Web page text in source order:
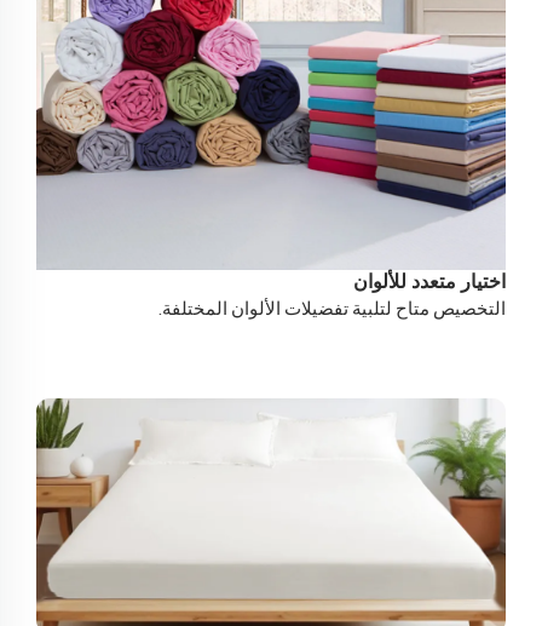
اختيار متعدد للألوان
التخصيص متاح لتلبية تفضيلات الألوان المختلفة.